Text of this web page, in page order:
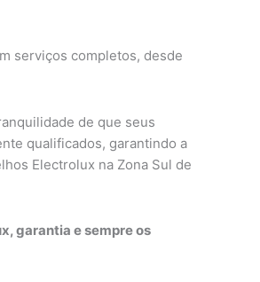
serviços completos, desde
de que seus
qualificados, garantindo a
Electrolux na Zona Sul de
garantia e sempre os